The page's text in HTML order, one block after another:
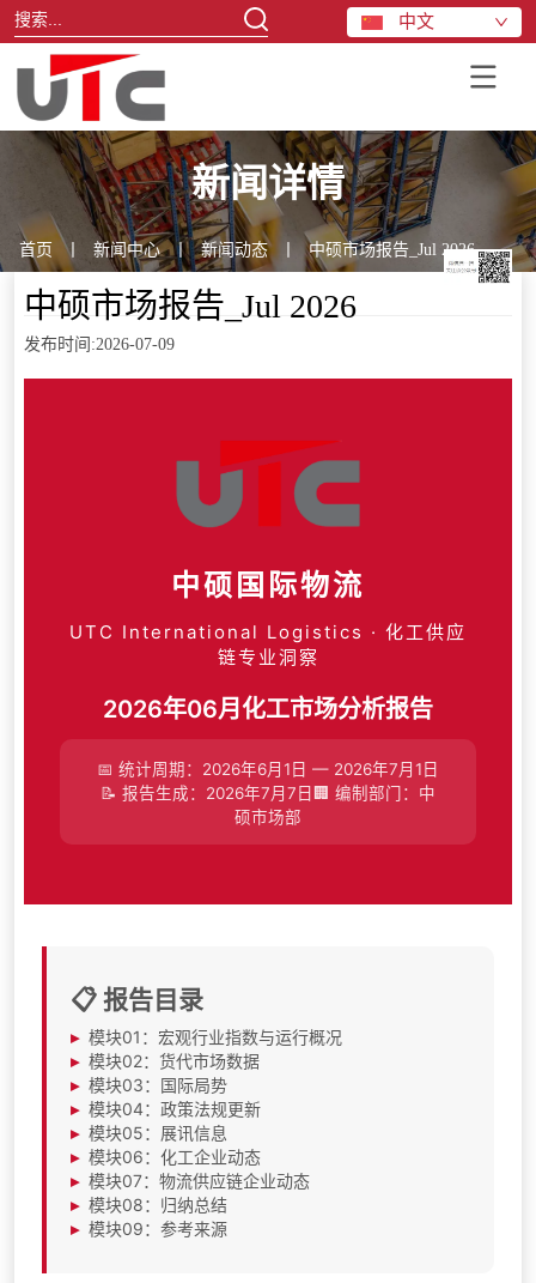
中文
新闻详情
首页 丨 新闻中心 丨 新闻动态 中硕市场报告_Jul 2026
中硕市场报告_Jul 2026
发布时间:2026-07-09
中硕国际物流
UTC International Logistics · 化工供应
链专业洞察
2026年06月化工市场分析报告
📅 统计周期：2026年6月1日 — 2026年7月1日
📝 报告生成：2026年7月7日🏢 编制部门：中
硕市场部
📋 报告目录
▸ 模块01：宏观行业指数与运行概况
▸ 模块02：货代市场数据
▸ 模块03：国际局势
▸ 模块04：政策法规更新
▸ 模块05：展讯信息
▸ 模块06：化工企业动态
▸ 模块07：物流供应链企业动态
▸ 模块08：归纳总结
▸ 模块09：参考来源